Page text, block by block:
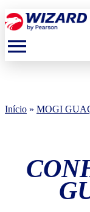
menu
Início » MOGI